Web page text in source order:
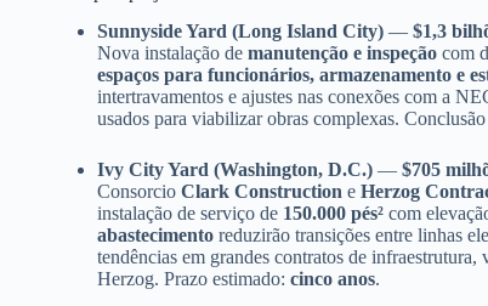
Sunnyside Yard (Long Island City) — $1,3
Nova instalação de manutenção e inspeção com
espaços para funcionários, armazenamento e
intertravamentos e ajustes nas conexões com a
usados para viabilizar obras complexas.
Ivy City Yard (Washington, D.C.) — $705
Consorcio Clark Construction e Herzog
instalação de serviço de 150.000 pés² com
abastecimento reduzirão transições entre linhas
tendências em grandes contratos de
Herzog. Prazo estimado: cinco anos.